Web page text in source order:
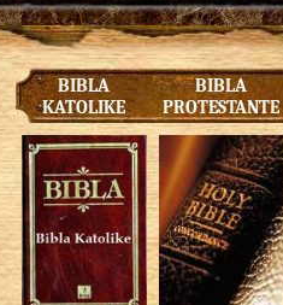
BIBLA
KATOLIKE
BIBLA
PROTESTANTE